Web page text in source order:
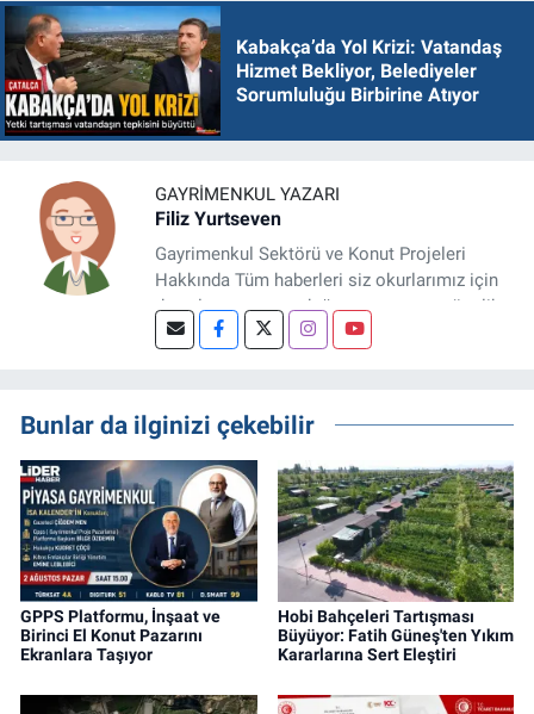
Kabakça’da Yol Krizi: Vatandaş
Hizmet Bekliyor, Belediyeler
Sorumluluğu Birbirine Atıyor
GAYRIMENKUL YAZARI
Filiz Yurtseven
Gayrimenkul Sektörü ve Konut Projeleri
Hakkında Tüm haberleri siz okurlarımız için
detaylıca araştırıp doğru ve yatırıma yönelik
bilgileri sizlerle paylaşan bir haber
Bunlar da ilginizi çekebilir
GPPS Platformu, İnşaat ve
Birinci El Konut Pazarını
Ekranlara Taşıyor
Hobi Bahçeleri Tartışması
Büyüyor: Fatih Güneş'ten Yıkım
Kararlarına Sert Eleştiri